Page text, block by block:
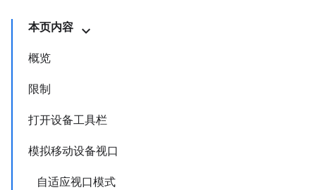
本页内容
概览
限制
打开设备工具栏
模拟移动设备视口
自适应视口模式